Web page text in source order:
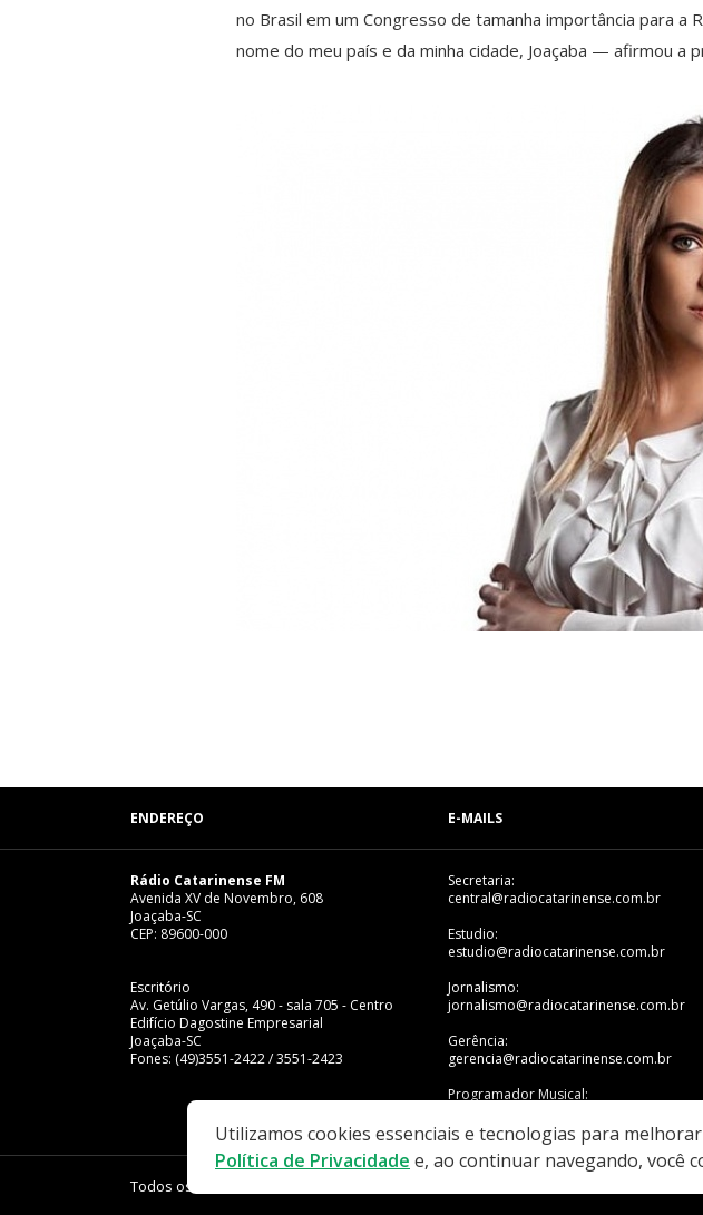
no Brasil em um Congresso de tamanha importância para a
nome do meu país e da minha cidade, Joaçaba — afirmou a
ENDEREÇO
Rádio Catarinense FM
Avenida XV de Novembro, 608
Joaçaba-SC
CEP: 89600-000
Escritório
Av. Getúlio Vargas, 490 - sala 705 - Centro
Edifício Dagostine Empresarial
Joaçaba-SC
Fones: (49)3551-2422 / 3551-2423
E-MAILS
Secretaria:
central@radiocatarinense.com.br
Estudio:
estudio@radiocatarinense.com.br
Jornalismo:
jornalismo@radiocatarinense.com.br
Gerência:
gerencia@radiocatarinense.com.br
Programador Musical:
Todos os direitos reservados - Rádio Catarinense
Utilizamos cookies essenciais e tecnologias para
Política de Privacidade e, ao continuar navegando, você